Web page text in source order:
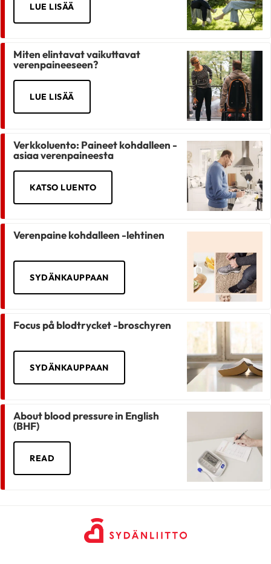
LUE LISÄÄ
Miten elintavat vaikuttavat
verenpaineeseen?
LUE LISÄÄ
Verkkoluento: Paineet kohdalleen -
asiaa verenpaineesta
KATSO LUENTO
Verenpaine kohdalleen -lehtinen
SYDÄNKAUPPAAN
Focus på blodtrycket -broschyren
SYDÄNKAUPPAAN
About blood pressure in English
(BHF)
READ